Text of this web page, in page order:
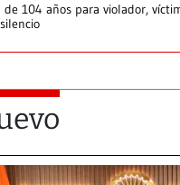
de 104 años para violador,